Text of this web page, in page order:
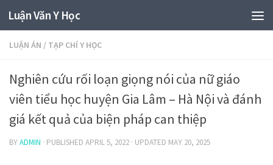
Luận Văn Y Học
LUẬN ÁN / TẠP CHÍ Y HỌC
Nghiên cứu rối loạn giọng nói của nữ giáo
viên tiểu học huyện Gia Lâm – Hà Nội và đánh
giá kết quả của biện pháp can thiệp
BYADMIN · PUBLISHED APRIL 5, 2022 · UPDATED MAY 20, 2025